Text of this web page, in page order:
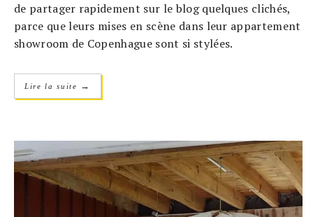
de partager rapidement sur le blog quelques clichés,
parce que leurs mises en scène dans leur appartement
showroom de Copenhague sont si stylées.
Lire la suite →